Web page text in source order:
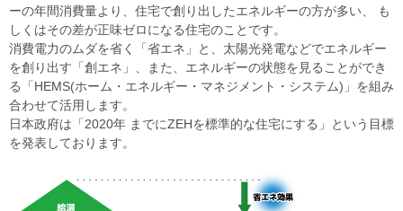
ーの年間消費量より、住宅で創り出したエネルギーの方が多い、 も
しくはその差が正味ゼロになる住宅のことです。
消費電力のムダを省く「省エネ」と、太陽光発電などでエネルギー
を創り出す「創エネ」、また、エネルギーの状態を見ることができ
る「HEMS(ホーム・エネルギー・マネジメント・システム)」を組み
合わせて活用します。
日本政府は「2020年 までにZEHを標準的な住宅にする」という目標
を発表しております。